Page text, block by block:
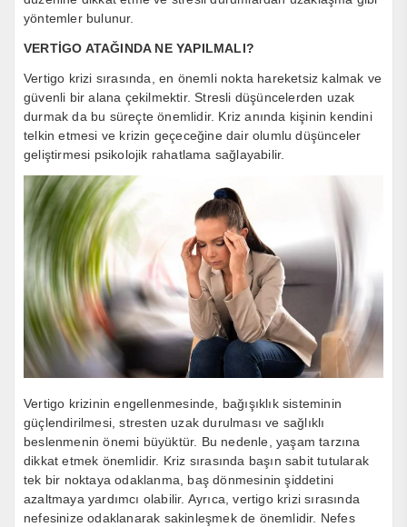
yöntemler bulunur.
VERTİGO ATAĞINDA NE YAPILMALI?
Vertigo krizi sırasında, en önemli nokta hareketsiz kalmak ve
güvenli bir alana çekilmektir. Stresli düşüncelerden uzak
durmak da bu süreçte önemlidir. Kriz anında kişinin kendini
telkin etmesi ve krizin geçeceğine dair olumlu düşünceler
geliştirmesi psikolojik rahatlama sağlayabilir.
Vertigo krizinin engellenmesinde, bağışıklık sisteminin
güçlendirilmesi, stresten uzak durulması ve sağlıklı
beslenmenin önemi büyüktür. Bu nedenle, yaşam tarzına
dikkat etmek önemlidir. Kriz sırasında başın sabit tutularak
tek bir noktaya odaklanma, baş dönmesinin şiddetini
azaltmaya yardımcı olabilir. Ayrıca, vertigo krizi sırasında
nefesinize odaklanarak sakinleşmek de önemlidir. Nefes